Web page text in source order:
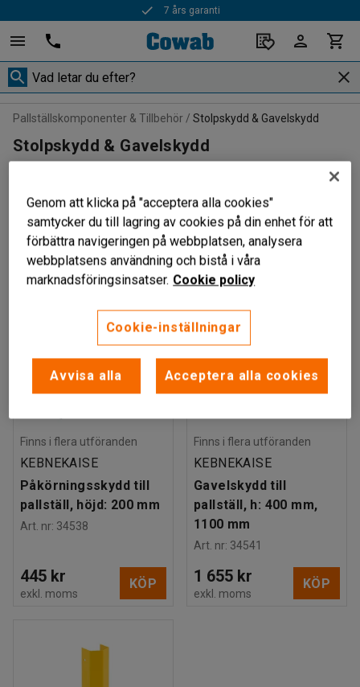
7 års garanti
Pallställskomponenter & Tillbehör Stolpskydd & Gavelskydd
Stolpskydd & Gavelskydd
Filtrera Sortera
3 produkter
Finns i flera utföranden
KEBNEKAISE
Påkörningsskydd till
pallställ, höjd: 200 mm
Art. nr: 34538
445 kr
exkl. moms
KÖP
Finns i flera utföranden
KEBNEKAISE
Gavelskydd till
pallställ, h: 400 mm,
1100 mm
Art. nr: 34541
1 655 kr
exkl. moms
KÖP
Genom att klicka på "acceptera alla cookies"
samtycker du till lagring av cookies på din enhet för att
förbättra navigeringen på webbplatsen, analysera
webbplatsens användning och bistå i våra
marknadsföringsinsatser. Cookie policy
Cookie-inställningar
Avvisa alla Acceptera alla cookies